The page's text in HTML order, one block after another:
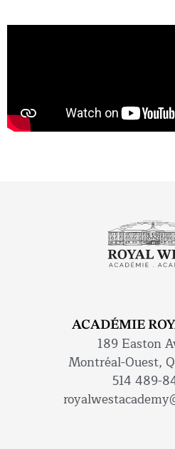
ACADÉMIE
189 Easton
Montréal-Ouest,
514 489-